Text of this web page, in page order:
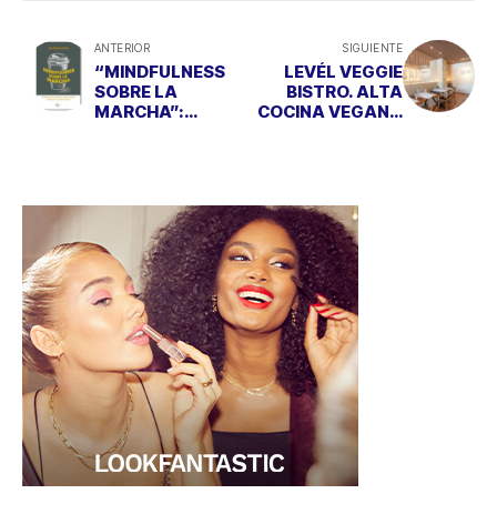
ANTERIOR
“MINDFULNESS
SOBRE LA
MARCHA”:
SIGUIENTE
LEVÉL VEGGIE
BISTRO. ALTA
COCINA VEGANA